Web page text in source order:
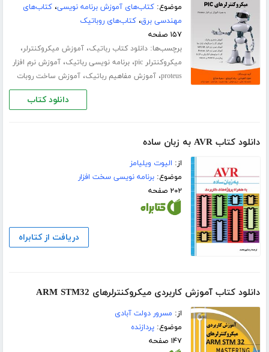
موضوع:کتاب‌های آموزش برنامه نویسی،کتاب‌های
مهندسی برق،کتاب‌های روباتیک
۱۵۷ صفحه
برچسب‌ها:دانلود کتاب رباتیک،آموزش میکروکنترلر،
میکروکنترلر pic ،برنامه نویسی رباتیک،آموزش نرم افزار
proteus،آموزش مفاهیم رباتیک،آموزش ساخت روبات
دانلود کتاب
دانلود کتاب AVR به زبان ساده
از: الیوت ویلیامز
موضوع:برنامه نویسی سخت افزار
۲۰۲ صفحه
دریافت از کتابراه
دانلود کتاب آموزش کاربردی میکروکنترلرهای ARM STM32
از: مسرور دولت آبادی
موضوع:پردازنده
۱۴۷ صفحه